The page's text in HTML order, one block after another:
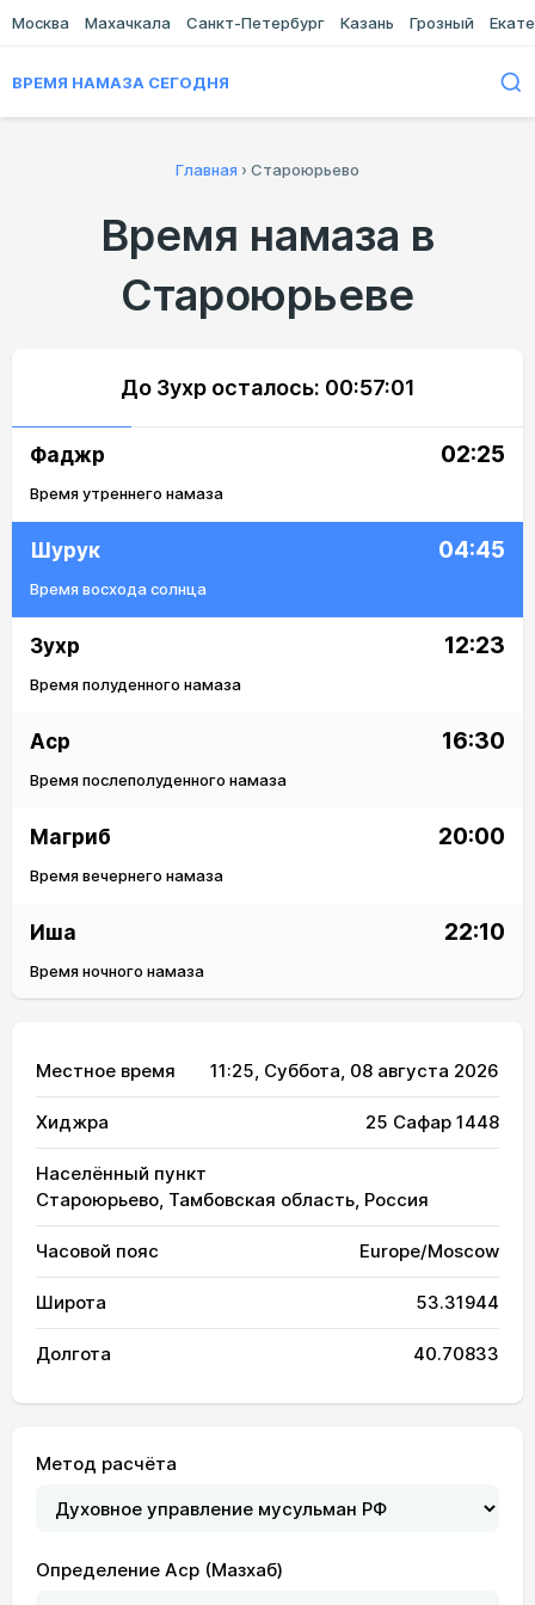
Москва Махачкала Санкт-Петербург Казань Грозный
ВРЕМЯ НАМАЗА СЕГОДНЯ
Главная › Староюрьево
Время намаза в
Староюрьеве
До Зухр осталось: 00:57:01
Фаджр 02:25
Время утреннего намаза
Шурук 04:45
Время восхода солнца
Зухр 12:23
Время полуденного намаза
Аср 16:30
Время послеполуденного намаза
Магриб 20:00
Время вечернего намаза
Иша 22:10
Время ночного намаза
Местное время 11:25, Суббота, 08 августа 2026
Хиджра 25 Сафар 1448
Населённый пункт
Староюрьево, Тамбовская область, Россия
Часовой пояс Europe/Moscow
Широта 53.31944
Долгота 40.70833
Метод расчёта
Определение Аср (Мазхаб)